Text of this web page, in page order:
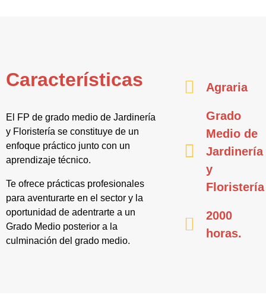
Características
El FP de grado medio de Jardinería
y Floristería se constituye de un
enfoque práctico junto con un
aprendizaje técnico.
Te ofrece prácticas profesionales
para aventurarte en el sector y la
oportunidad de adentrarte a un
Grado Medio posterior a la
culminación del grado medio.
Agraria
Grado
Medio de
Jardinería
y
Floristería
2000
horas.